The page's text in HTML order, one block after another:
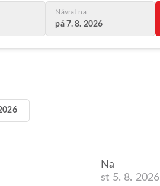
Návrat na
pá 7. 8. 2026
Na
st 5. 8. 2026